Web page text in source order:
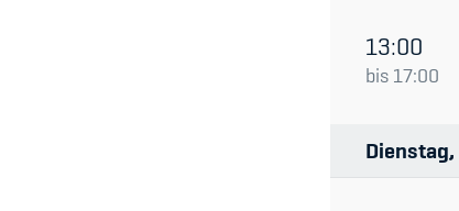
13:00
bis 17:00
Dienstag